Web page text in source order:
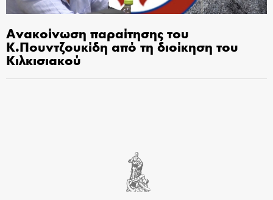
Ανακοίνωση παραίτησης του
Κ.Πουντζουκίδη από τη διοίκηση του
Κιλκισιακού